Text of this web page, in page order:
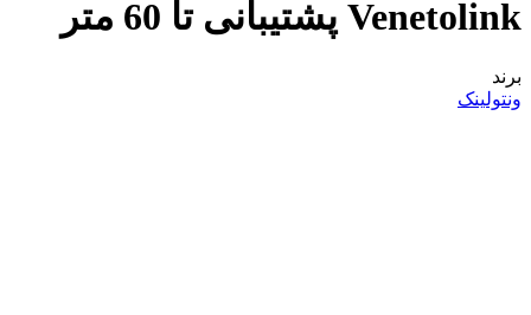
Venetolink پشتیبانی تا 60 متر
برند
ونتولینک